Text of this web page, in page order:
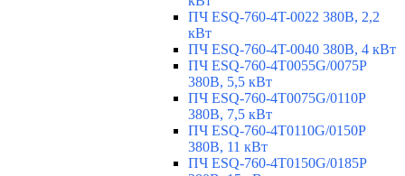
ПЧ ESQ-760-4T-0022 380В, 2,2
кВт
ПЧ ESQ-760-4T-0040 380В, 4 кВт
ПЧ ESQ-760-4T0055G/0075P
380В, 5,5 кВт
ПЧ ESQ-760-4T0075G/0110P
380В, 7,5 кВт
ПЧ ESQ-760-4T0110G/0150P
380В, 11 кВт
ПЧ ESQ-760-4T0150G/0185P